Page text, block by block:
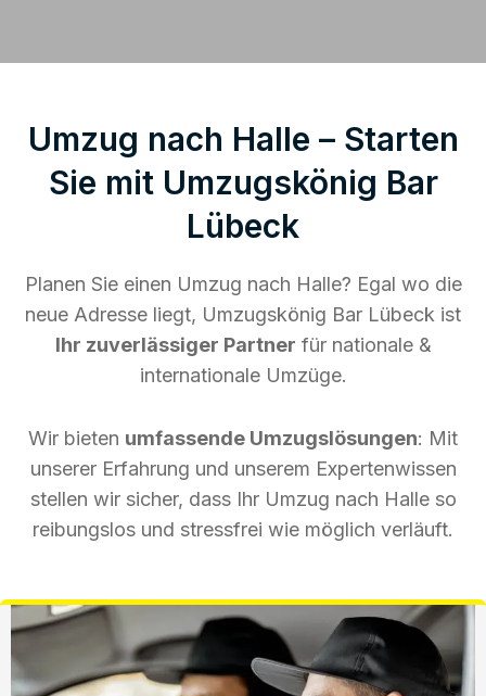
Umzug nach Halle – Starten
Sie mit Umzugskönig Bar
Lübeck
Planen Sie einen Umzug nach Halle? Egal wo die
neue Adresse liegt, Umzugskönig Bar Lübeck ist
Ihr zuverlässiger Partner für nationale &
internationale Umzüge.
Wir bieten umfassende Umzugslösungen: Mit
unserer Erfahrung und unserem Expertenwissen
stellen wir sicher, dass Ihr Umzug nach Halle so
reibungslos und stressfrei wie möglich verläuft.